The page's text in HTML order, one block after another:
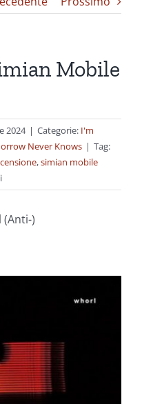
Mobile
2024 | Categorie: I'm
Never Knows | Tag:
,simian mobile
su
Dagli
Simian
(Anti-)